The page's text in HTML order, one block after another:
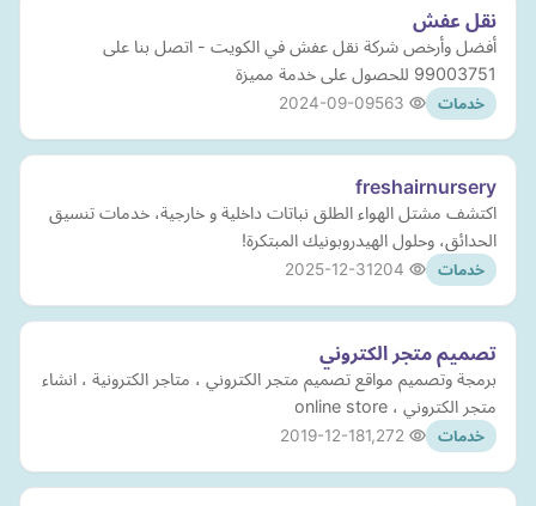
نقل عفش
أفضل وأرخص شركة نقل عفش في الكويت - اتصل بنا على
99003751 للحصول على خدمة مميزة
خدمات 2024-09-09
freshairnursery
اكتشف مشتل الهواء الطلق نباتات داخلية و خارجية، خدمات تنسيق
الحدائق، وحلول الهيدروبونيك المبتكرة!
خدمات 2025-12-31
تصميم متجر الكتروني
برمجة وتصميم مواقع تصميم متجر الكتروني ، متاجر الكترونية ، انشاء
متجر الكتروني ، online store
خدمات 2019-12-18